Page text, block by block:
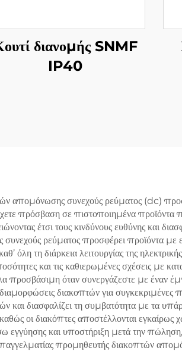
διανομής SNMF
IP40
απομόνωσης συνεχούς ρεύματος (dc)
πρόσβαση σε πιστοποιημένα
έτσι τους κινδύνους ευθύνης και
ρεύματος προσφέρει προϊόντα με
όλη τη διάρκεια λειτουργίας της
και τις καθιερωμένες σχέσεις
προσβάσιμη όταν συνεργάζεστε με
διακοπτών για συγκεκριμένες
διασφαλίζει τη συμβατότητα με τα
οι διακόπτες αποστέλλονται
και υποστήριξη μετά την
προμηθευτής διακοπτών